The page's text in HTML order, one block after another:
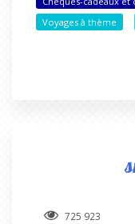
Voyages à thème
725 923